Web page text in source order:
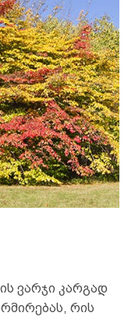
ვარჯი კარგად
რის